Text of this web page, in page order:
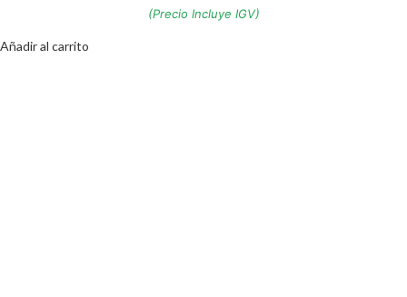
(Precio Incluye IGV)
Añadir al carrito